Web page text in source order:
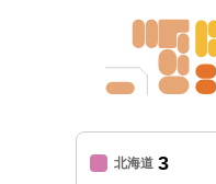
北海道 3